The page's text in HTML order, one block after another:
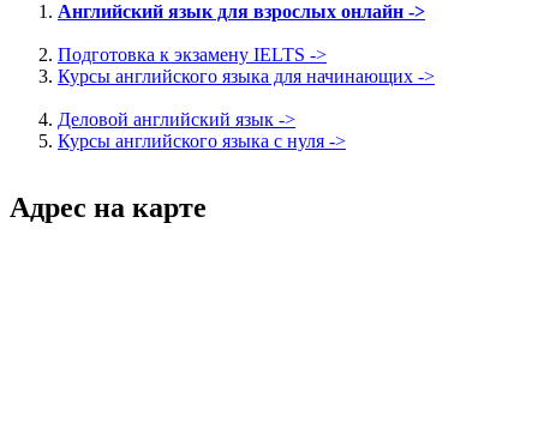
Английский язык для взрослых онлайн ->
Подготовка к экзамену IELTS ->
Курсы английского языка для начинающих ->
Деловой английский язык ->
Курсы английского языка с нуля ->
Адрес на карте